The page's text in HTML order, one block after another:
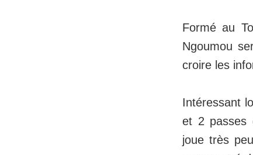
Formé au
Ngoumou
croire les
Intéressant
et 2 passes
joue très